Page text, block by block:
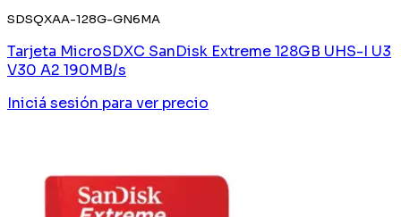
SDSQXAA-128G-GN6MA
Tarjeta MicroSDXC SanDisk Extreme 128GB UHS-I U3
V30 A2 190MB/s
Iniciá sesión para ver precio